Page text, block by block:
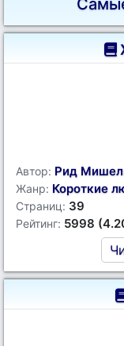
Автор: Рид
Жанр: Короткие
Страниц: 39
Рейтинг: 5998